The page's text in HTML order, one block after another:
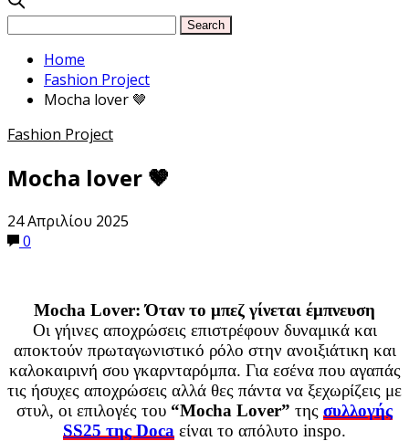
Home
Fashion Project
Mocha lover 🤎
Fashion Project
Mocha lover 🤎
24 Απριλίου 2025
0
Mocha Lover: Όταν το μπεζ γίνεται έμπνευση
Οι γήινες αποχρώσεις επιστρέφουν δυναμικά και
αποκτούν πρωταγωνιστικό ρόλο στην ανοιξιάτικη και
καλοκαιρινή σου γκαρνταρόμπα. Για εσένα που αγαπάς
τις ήσυχες αποχρώσεις αλλά θες πάντα να ξεχωρίζεις με
στυλ, οι επιλογές του “Mocha Lover” της συλλογής
SS25 της Doca είναι το απόλυτο inspo.